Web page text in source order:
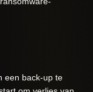
een back-up te